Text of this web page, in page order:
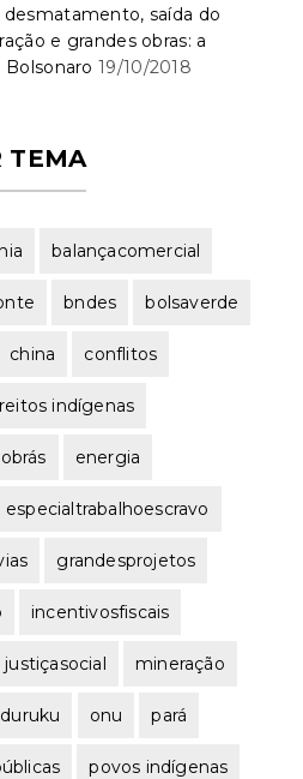
saída do
e grandes obras: a
19/10/2018
TEMA
balançacomercial
bndes bolsaverde
china conflitos
indígenas
energia
especialtrabalhoescravo
grandesprojetos
incentivosfiscais
justiçasocial mineração
onu pará
povos indígenas